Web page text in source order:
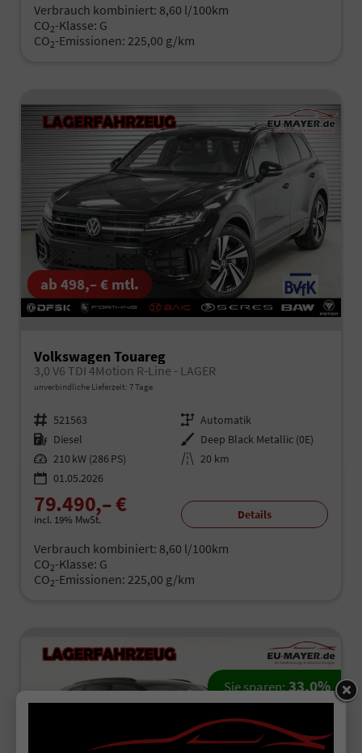
Verbrauch kombiniert: 8,60 l/100km
CO2-Klasse: G
CO2-Emissionen: 225,00 g/km
ab 498,– € mtl.
Volkswagen Touareg
3,0 V6 TDI 4Motion R-Line - LAGER
unverbindliche Lieferzeit: 7 Tage
Fahrzeugnr. 521563 Getriebe Automatik
Kraftstoff Diesel Außenfarbe Deep Black Metallic (0E)
Leistung 210 kW (286 PS) Kilometerstand 20 km
01.05.2026
79.490,– €
incl. 19% MwSt. Details
Verbrauch kombiniert: 8,60 l/100km
CO2-Klasse: G
CO2-Emissionen: 225,00 g/km
Sie sparen:33,0%